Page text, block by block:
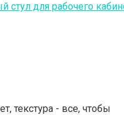
стул для рабочего
текстура - все, чтобы